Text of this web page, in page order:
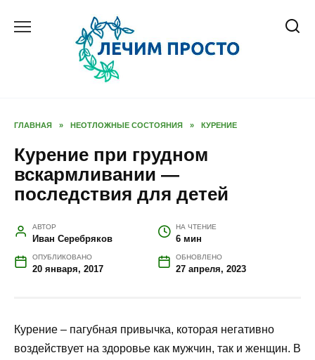
ГЛАВНАЯ » НЕОТЛОЖНЫЕ СОСТОЯНИЯ » КУРЕНИЕ
Курение при грудном
вскармливании —
последствия для детей
АВТОР
Иван Серебряков
НА ЧТЕНИЕ
6 мин
ОПУБЛИКОВАНО
20 января, 2017
ОБНОВЛЕНО
27 апреля, 2023
Курение – пагубная привычка, которая негативно
воздействует на здоровье как мужчин, так и женщин. В